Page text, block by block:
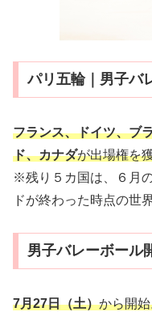
パリ五輪｜男子バ
フランス、ドイツ、ブ
ド、カナダが出場権を
※残り５カ国は、６月
ドが終わった時点の世
男子バレーボール
7月27日（土）から開